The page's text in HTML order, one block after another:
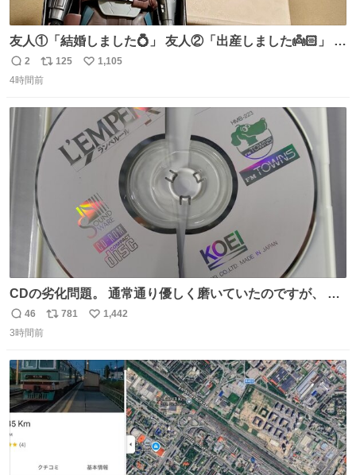
友人①「結婚しました💍」 友人②「出産しました👼🏻」 友
人③「マイホーム建てました🏡」 私「ｺｽﾄｺのﾃﾞｨﾝ・ｼﾞｬﾘﾝ
さんを床の間に飾ってみました」
返
信
2
リ
ポ
ト
数
125
い
1,105
4時間前
CDの劣化問題。 通常通り優しく磨いていたのですが、 薄
い氷のようにバリッと割れてしまいました。。 中々高価な
ソフトなので辛いです😭 数十年後にはCDゲームソフト、
返
信
46
リ
ト
数
781
い
数
1,442
3時間前